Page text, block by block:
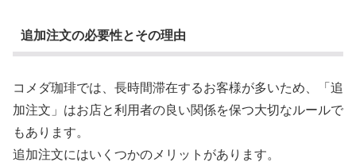
追加注文の必要性とその理由
コメダ珈琲では、長時間滞在するお客様が多いため、「追
加注文」はお店と利用者の良い関係を保つ大切なルールで
もあります。
追加注文にはいくつかのメリットがあります。